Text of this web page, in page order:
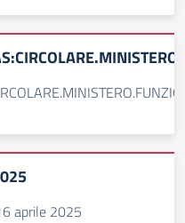
aprile 2025